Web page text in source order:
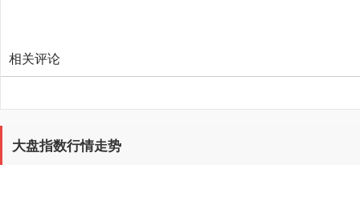
相关评论
大盘指数行情走势